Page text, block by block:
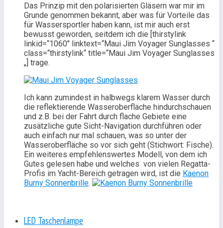
Das Prinzip mit den polarisierten Gläsern war mir im
Grunde genommen bekannt, aber was für Vorteile das
für Wassersportler haben kann, ist mir auch erst
bewusst geworden, seitdem ich die [thirstylink
linkid=“1060″ linktext=“Maui Jim Voyager Sunglasses “
class=“thirstylink“ title=“Maui Jim Voyager Sunglasses
„] trage.
Ich kann zumindest in halbwegs klarem Wasser durch
die reflektierende Wasseroberfläche hindurchschauen
und z.B. bei der Fahrt durch flache Gebiete eine
zusätzliche gute Sicht-Navigation durchführen oder
auch einfach nur mal schauen, was so unter der
Wasseroberfläche so vor sich geht (Stichwort: Fische).
Ein weiteres empfehlenswertes Modell, von dem ich
Gutes gelesen habe und welches von vielen Regatta-
Profis im Yacht-Bereich getragen wird, ist die Kaenon
Burny Sonnenbrille.
LED Taschenlampe